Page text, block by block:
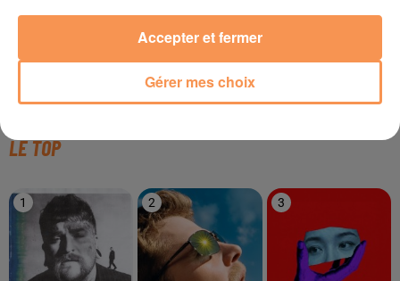
AMIR
KRIS KROSS
AMSTERDAM
WHIGFIELD
LE TOP
1 2 3
Gérer mes choix
Accepter et fermer